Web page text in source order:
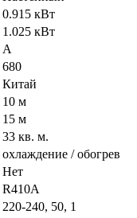
0.915 кВт
1.025 кВт
A
680
Китай
10 м
15 м
33 кв. м.
охлаждение / обогрев
Нет
R410A
220-240, 50, 1